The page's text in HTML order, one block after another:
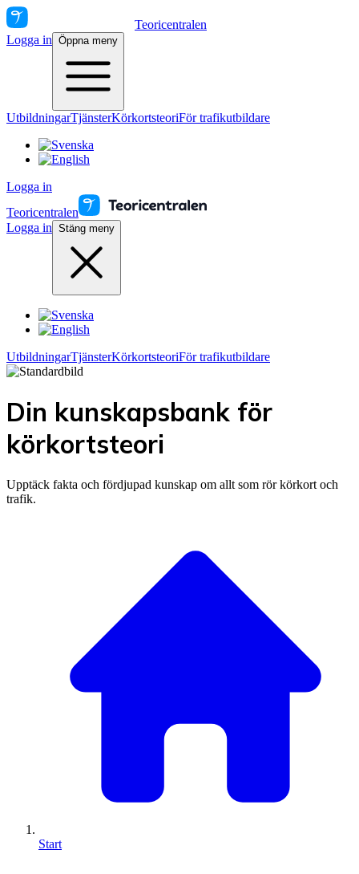
Teoricentralen
Logga in Öppna meny
UtbildningarTjänsterKörkortsteoriFör trafikutbildare
Logga in
Teoricentralen
Logga in Stäng meny
UtbildningarTjänsterKörkortsteoriFör trafikutbildare
Din kunskapsbank för
körkortsteori
Upptäck fakta och fördjupad kunskap om allt som rör körkort och
trafik.
Start